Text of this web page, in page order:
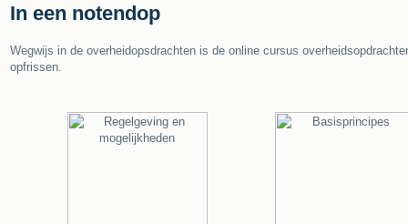
In een notendop
Wegwijs in de overheidopsdrachten is de online cursus
opfrissen.